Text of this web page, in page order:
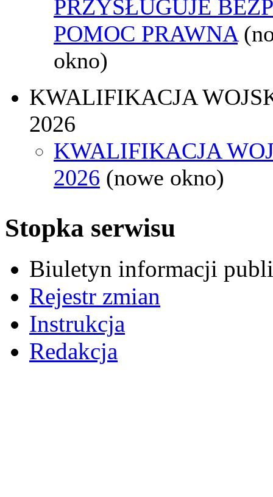
PRZYSŁUGUJE
POMOC PRAWNA
okno)
KWALIFIKACJA
2026
KWALIFIKACJA
2026 (nowe okno)
Stopka serwisu
Biuletyn informacji
Rejestr zmian
Instrukcja
Redakcja